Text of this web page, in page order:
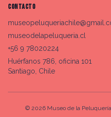
CONTACTO
museodelapeluqueria.cl
+56 9 78020224
Huérfanos 786, oficina 101
Santiago, Chile
© 2026Museo de la